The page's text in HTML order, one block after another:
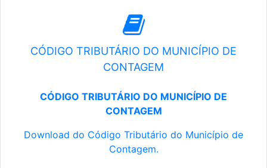
CÓDIGO TRIBUTÁRIO DO MUNICÍPIO DE
CONTAGEM
CÓDIGO TRIBUTÁRIO DO MUNICÍPIO DE
CONTAGEM
Download do Código Tributário do Município de
Contagem.